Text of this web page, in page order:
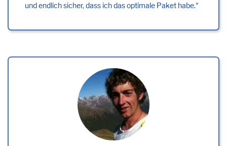
und endlich sicher, dass ich das optimale Paket habe.